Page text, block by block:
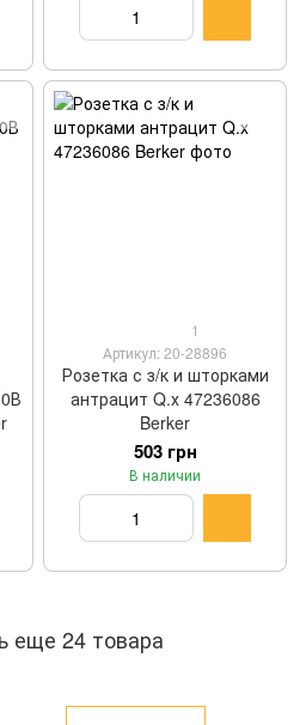
1
Артикул: 20-28896
Розетка с з/к и шторками
антрацит Q.х 47236086
Berker
503 грн
В наличии
еще 24 товара